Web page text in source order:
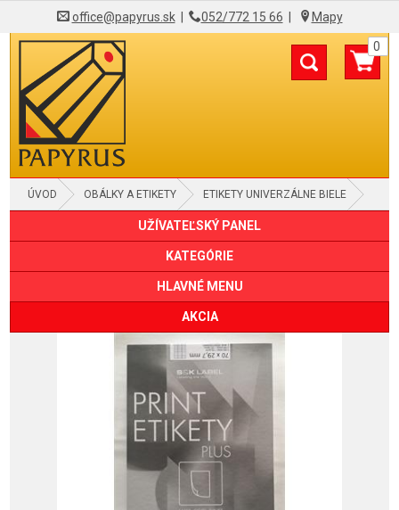
office@papyrus.sk| 052/772 15 66 Mapy
0
ÚVOD OBÁLKY A ETIKETY ETIKETY UNIVERZÁLNE BIELE
UŽÍVATEĽSKÝ PANEL
KATEGÓRIE
HLAVNÉ MENU
AKCIA